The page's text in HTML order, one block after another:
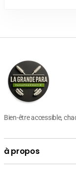
Bien-être accessible,
à propos